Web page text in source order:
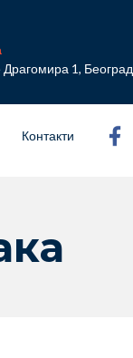
Драгомира 1, Београд
Контакти